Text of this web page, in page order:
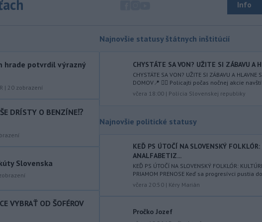
šesťmesačnej výpovednej lehoty.
vyvolali v hornatých oblastiach
Rakúska povodne a
varuje v piatokpred búrkami vo
východného Slovenska. Vydal preto
výstrahu prvého stupňa.
Ministerstvo vnútra (MV) SR
požiada Národný bezpečnostnýúrad
dodaných radarových zariadení, ktoré
sú v pilotnej prevádzke.
Info
hrade potvrdil výrazný
| 20 zobrazení
DRÍSTY O BENZÍNE⁉️
Slovenska
VYBRAŤ OD ŠOFÉROV
Najnovšie statusy štátnych inštitúcií
CHYSTÁTE SA VON? UŽITE SI ZÁBAVU A
CHYSTÁTE SA VON? UŽITE SI ZÁBAVU A HLAVNE
DOMOV📍 👮‍♂️ Policajti počas nočnej akcie
včera 18:00 | Polícia Slovenskej republiky
Najnovšie politické statusy
KEĎ PS ÚTOČÍ NA SLOVENSKÝ
ANALFABETIZ...
KEĎ PS ÚTOČÍ NA SLOVENSKÝ FOLKLÓR:
PRIAMOM PRENOSE Keď sa progresívci pustia
včera 20:50 | Kéry Marián
Pročko Jozef